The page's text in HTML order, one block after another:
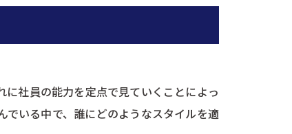
社員の能力を定点で見ていくことによっ
いる中で、誰にどのようなスタイルを適